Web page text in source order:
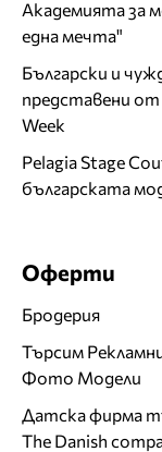
Академията за
една мечта"
Български и
представени от
Week
Pelagia Stage
българската
Оферти
Бродерия
Търсим
Фото Модели
Датска фирма
The Danish